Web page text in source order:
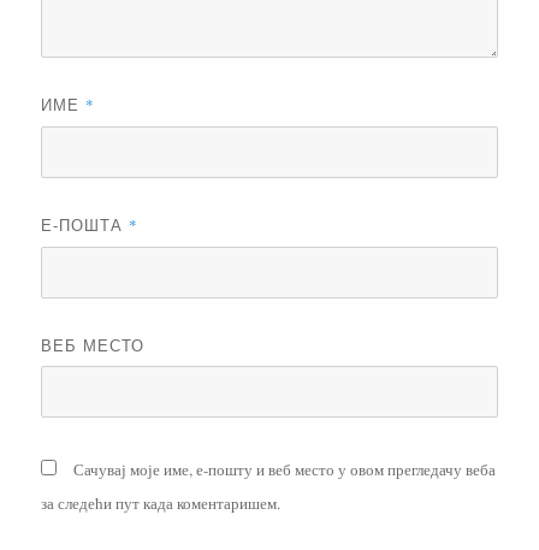
ИМЕ *
Е-ПОШТА *
ВЕБ МЕСТО
Сачувај моје име, е-пошту и веб место у овом прегледачу веба
за следећи пут када коментаришем.